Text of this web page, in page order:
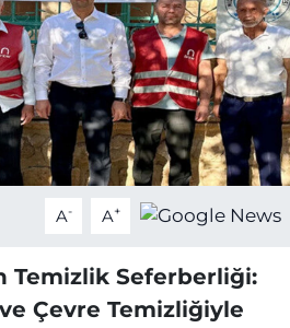
A- A+
Temizlik Seferberliği:
Çevre Temizliğiyle